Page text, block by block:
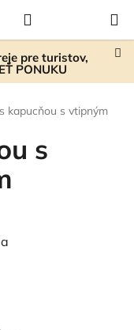
pre turistov,
PONUKU
KOŠÍK
kapucňou s vtipným
s